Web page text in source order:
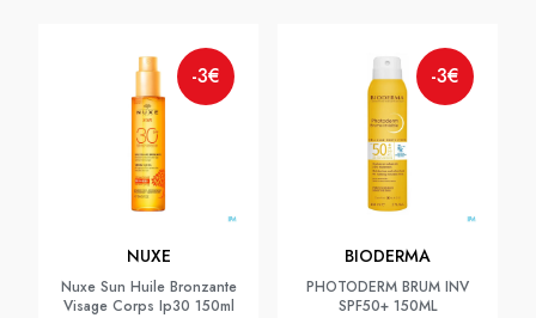
-3€
NUXE
Nuxe Sun Huile Bronzante
Visage Corps Ip30 150ml
-3€
BIODERMA
PHOTODERM BRUM INV
SPF50+ 150ML